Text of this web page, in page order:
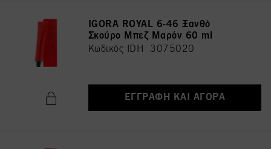
IGORA ROYAL 6-46 Ξανθό
Σκούρο Μπεζ Μαρόν 60 ml
Κωδικός IDH 3075020
ΕΓΓΡΑΦΉ ΚΑΙ ΑΓΟΡΆ